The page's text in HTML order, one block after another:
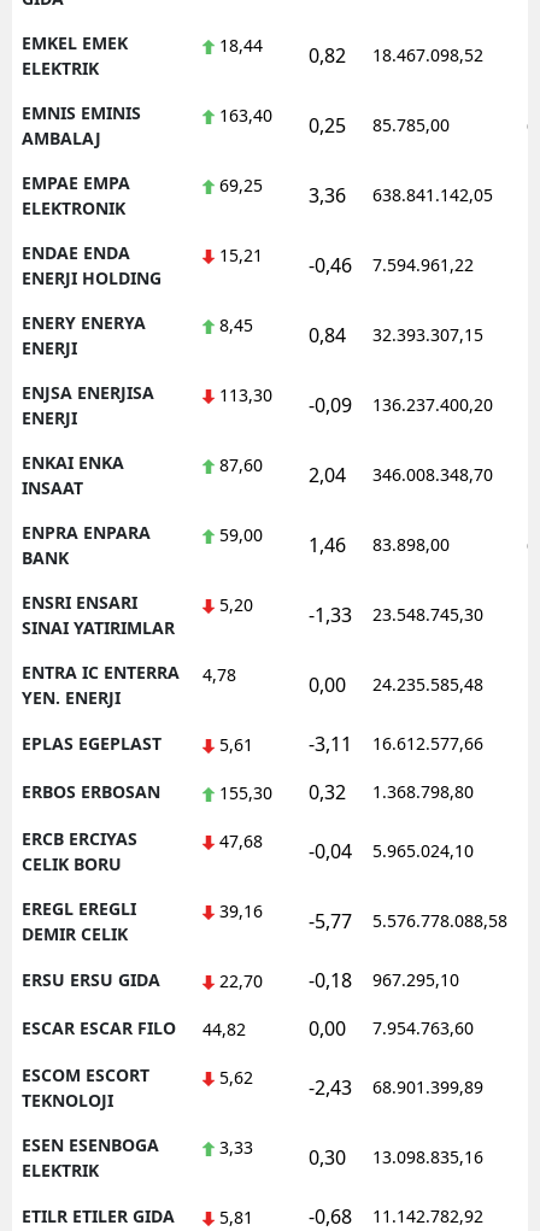
EMKEL EMEK
ELEKTRIK
18,44 0,82 18.467.098,52
EMNIS EMINIS
AMBALAJ
163,40 0,25 85.785,00
EMPAE EMPA
ELEKTRONIK
69,25 3,36 638.841.142,05
ENDAE ENDA
ENERJI HOLDING
15,21 -0,46 7.594.961,22
ENERY ENERYA
ENERJI
8,45 0,84 32.393.307,15
ENJSA ENERJISA
ENERJI
113,30 -0,09 136.237.400,20
ENKAI ENKA
INSAAT
87,60 2,04 346.008.348,70
ENPRA ENPARA
BANK
59,00 1,46 83.898,00
ENSRI ENSARI
SINAI YATIRIMLAR
5,20 -1,33 23.548.745,30
ENTRA IC ENTERRA
YEN. ENERJI
4,78 0,00 24.235.585,48
EPLAS EGEPLAST 5,61 -3,11 16.612.577,66
ERBOS ERBOSAN 155,30 0,32 1.368.798,80
ERCB ERCIYAS
CELIK BORU
47,68 -0,04 5.965.024,10
EREGL EREGLI
DEMIR CELIK
39,16 -5,77 5.576.778.088,58
ERSU ERSU GIDA 22,70 -0,18 967.295,10
ESCAR ESCAR FILO 44,82 0,00 7.954.763,60
ESCOM ESCORT
TEKNOLOJI
5,62 -2,43 68.901.399,89
ESEN ESENBOGA
ELEKTRIK
3,33 0,30 13.098.835,16
ETILR ETILER GIDA 5,81 -0,68 11.142.782,92